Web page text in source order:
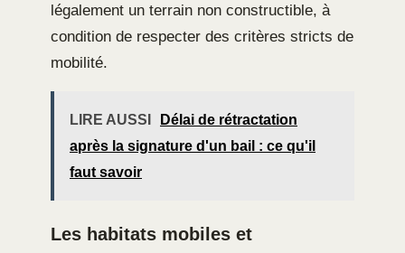
légalement un terrain non constructible, à
condition de respecter des critères stricts de
mobilité.
LIRE AUSSI
Délai de rétractation
après la signature d'un bail : ce qu'il
faut savoir
Les habitats mobiles et